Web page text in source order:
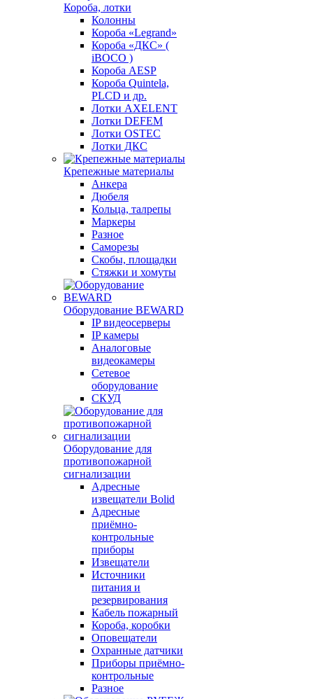
Короба, лотки
Колонны
Короба «Legrand»
Короба «ДКС» (
iBOCO )
Короба AESP
Короба Quintela,
PLCD и др.
Лотки AXELENT
Лотки DEFEM
Лотки OSTEC
Лотки ДКС
Крепежные материалы
Анкера
Дюбеля
Кольца, талрепы
Маркеры
Разное
Саморезы
Скобы, площадки
Стяжки и хомуты
Оборудование BEWARD
IP видеосерверы
IP камеры
Аналоговые
видеокамеры
Сетевое
оборудование
СКУД
Оборудование для
противопожарной
сигнализации
Адресные
извещатели Bolid
Адресные
приёмно-
контрольные
приборы
Извещатели
Источники
питания и
резервирования
Кабель пожарный
Короба, коробки
Оповещатели
Охранные датчики
Приборы приёмно-
контрольные
Разное